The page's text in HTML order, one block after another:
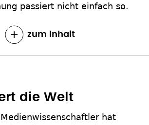
passiert nicht einfach so.
zum Inhalt
die Welt
hat